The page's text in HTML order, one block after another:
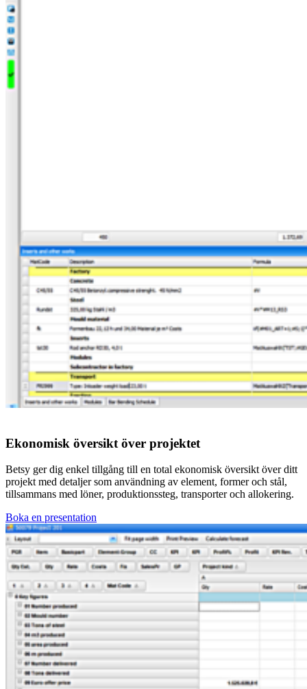
Ekonomisk översikt över projektet
Betsy ger dig enkel tillgång till en total ekonomisk översikt över ditt
projekt med detaljer som användning av element, former och stål,
tillsammans med löner, produktionssteg, transporter och allokering.
Boka en presentation